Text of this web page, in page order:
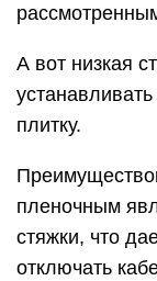
А вот низкая
плитку.
пленочным
стяжки, что
отключать